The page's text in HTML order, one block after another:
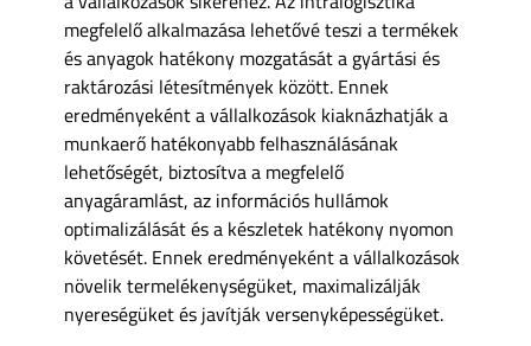
megfelelő alkalmazása lehetővé teszi a termékek
és anyagok hatékony mozgatását a gyártási és
raktározási létesítmények között. Ennek
eredményeként a vállalkozások kiaknázhatják a
munkaerő hatékonyabb felhasználásának
lehetőségét, biztosítva a megfelelő
anyagáramlást, az információs hullámok
optimalizálását és a készletek hatékony nyomon
követését. Ennek eredményeként a vállalkozások
növelik termelékenységüket, maximalizálják
nyereségüket és javítják versenyképességüket.